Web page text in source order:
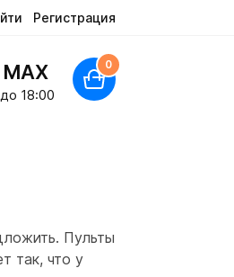
Регистрация
MAX
18:00
0
Пульты
так, что у